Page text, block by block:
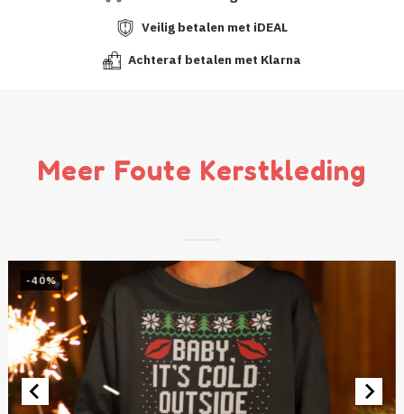
Veilig betalen met iDEAL
Achteraf betalen met Klarna
Meer Foute Kerstkleding
-40%